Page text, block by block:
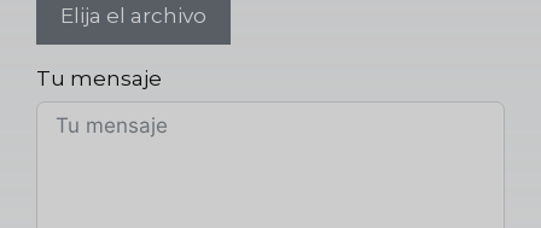
Elija el archivo
Tu mensaje